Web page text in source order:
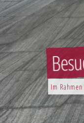
Im